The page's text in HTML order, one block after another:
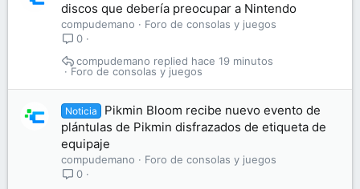
discos que debería preocupar a Nintendo
compudemano
Foro de consolas y juegos
0
Foro de consolas y juegos
hace 19 minutos
compudemano
Noticia
Pikmin Bloom recibe nuevo evento de
plántulas de Pikmin disfrazados de etiqueta de
equipaje
compudemano
Foro de consolas y juegos
0